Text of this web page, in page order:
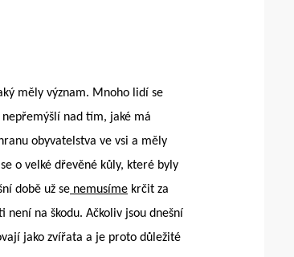
měly význam. Mnoho lidí se
nad tím, jaké má
obyvatelstva ve vsi a měly
o velké dřevěné kůly, které byly
době už se nemusíme krčit za
na škodu. Ačkoliv jsou dnešní
jako zvířata a je proto důležité